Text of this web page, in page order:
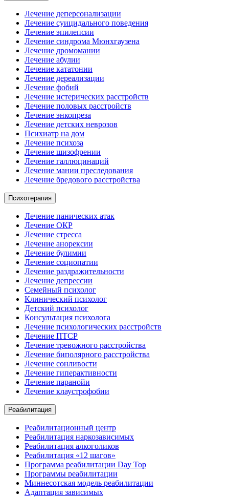
Лечение деперсонализации
Лечение суицидального поведения
Лечение эпилепсии
Лечение синдрома Мюнхгаузена
Лечение дромомании
Лечение абулии
Лечение кататонии
Лечение дереализации
Лечение фобий
Лечение истерических расстройств
Лечение половых расстройств
Лечение энкопреза
Лечение детских неврозов
Психиатр на дом
Лечение психоза
Лечение шизофрении
Лечение галлюцинаций
Лечение мании преследования
Лечение бредового расстройства
Психотерапия
Лечение панических атак
Лечение ОКР
Лечение стресса
Лечение анорексии
Лечение булимии
Лечение социопатии
Лечение раздражительности
Лечение депрессии
Семейный психолог
Клинический психолог
Детский психолог
Консультация психолога
Лечение психологических расстройств
Лечение ПТСР
Лечение тревожного расстройства
Лечение биполярного расстройства
Лечение сонливости
Лечение гиперактивности
Лечение паранойи
Лечение клаустрофобии
Реабилитация
Реабилитационный центр
Реабилитация наркозависимых
Реабилитация алкоголиков
Реабилитация «12 шагов»
Программа реабилитации Day Top
Программы реабилитации
Миннесотская модель реабилитации
Адаптация зависимых